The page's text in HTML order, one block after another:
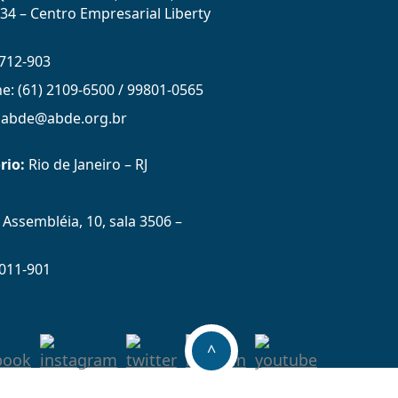
– Centro Empresarial Liberty
903
(61) 2109-6500 / 99801-0565
Rio de Janeiro – RJ
10, sala 3506 –
901
^